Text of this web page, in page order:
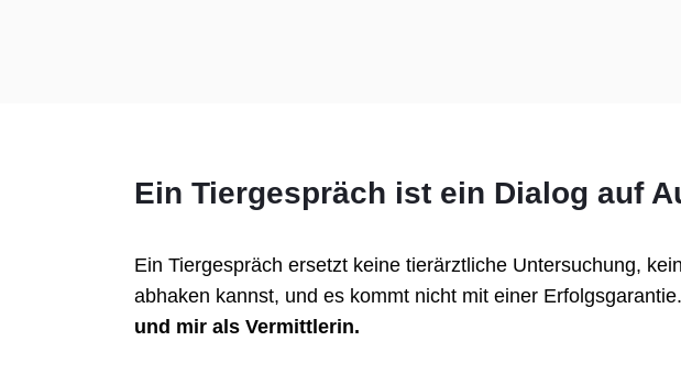
Ein Tiergespräch ist ein Dialog auf
Ein Tiergespräch ersetzt keine tierärztliche Untersuchung,
abhaken kannst, und es kommt nicht mit einer
und mir als Vermittlerin.